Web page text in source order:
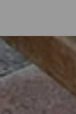
asunnot...